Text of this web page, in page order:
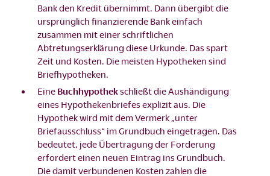
Bank den Kredit übernimmt. Dann übergibt die
ursprünglich finanzierende Bank einfach
zusammen mit einer schriftlichen
Abtretungserklärung diese Urkunde. Das spart
Zeit und Kosten. Die meisten Hypotheken sind
Briefhypotheken.
Eine Buchhypothekschließt die Aushändigung
eines Hypothekenbriefes explizit aus. Die
Hypothek wird mit dem Vermerk „unter
Briefausschluss“ im Grundbuch eingetragen. Das
bedeutet, jede Übertragung der Forderung
erfordert einen neuen Eintrag ins Grundbuch.
Die damit verbundenen Kosten zahlen die